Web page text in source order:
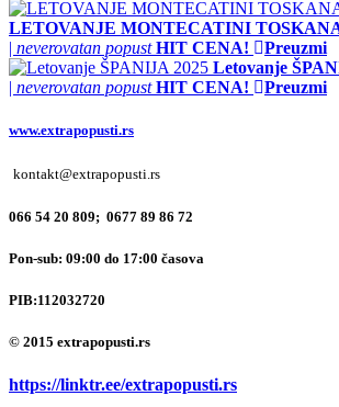
LETOVANJE MONTECATINI
| neverovatan popust HIT CENA!
Preuzmi
Letovanje
| neverovatan popust HIT CENA! Preuzmi
www.extrapopusti.rs
kontakt@extrapopusti.rs
066 54 20 809; 0677 89 86 72
Pon-sub: 09:00 do 17:00 časova
PIB:112032720
© 2015 extrapopusti.rs
https://linktr.ee/extrapopusti.rs